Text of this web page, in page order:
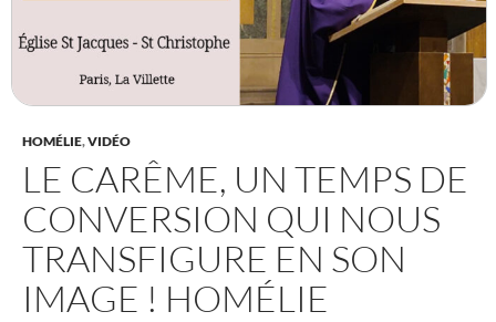
HOMÉLIE,VIDÉO
LE CARÊME, UN TEMPS DE
CONVERSION QUI NOUS
TRANSFIGURE EN SON
IMAGE ! HOMÉLIE